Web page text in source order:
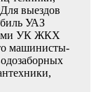
выездов
УАЗ
УК ЖКХ
машинисты-